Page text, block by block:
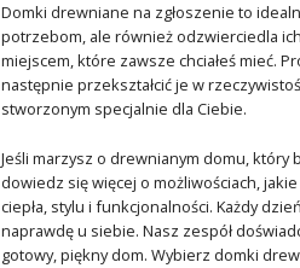
Domki drewniane na zgłoszenie to
potrzebom, ale również odzwierciedla
miejscem, które zawsze chciałeś mieć.
następnie przekształcić je w
stworzonym specjalnie dla Ciebie.
Jeśli marzysz o drewnianym domu,
dowiedz się więcej o możliwościach,
ciepła, stylu i funkcjonalności. Każdy
naprawdę u siebie. Nasz zespół
gotowy, piękny dom. Wybierz domki